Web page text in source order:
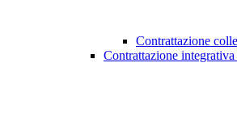
Contrattazione
Contrattazione integrativa